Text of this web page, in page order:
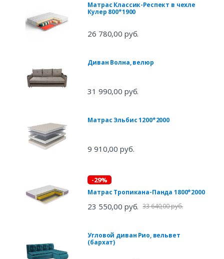
Матрас Классик-Респект в чехле
Кулер 800*1900
26 780,00 руб.
Диван Волна, велюр
31 990,00 руб.
Матрас Эльбис 1200*2000
9 910,00 руб.
-29%
Матрас Тропикана-Панда 1800*2000
23 550,00 руб. 33 640,00 руб.
Угловой диван Рио, вельвет
(бархат)